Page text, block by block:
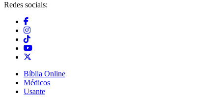
Redes sociais:
Bíblia Online
Médicos
Usante